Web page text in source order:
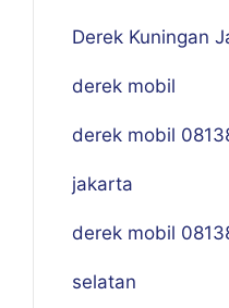
Derek Kuningan
derek mobil
derek mobil
jakarta
derek mobil
selatan